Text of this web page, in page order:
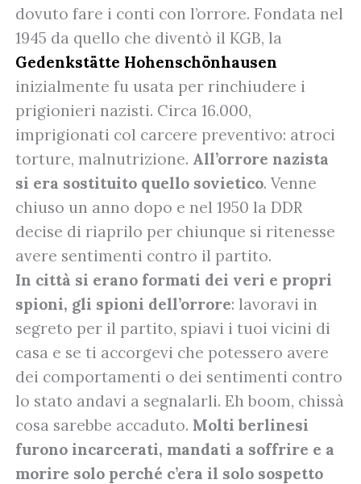
dovuto fare i conti con l’orrore. Fondata nel
1945 da quello che diventò il KGB, la
Gedenkstätte Hohenschönhausen
inizialmente fu usata per rinchiudere i
prigionieri nazisti. Circa 16.000,
imprigionati col carcere preventivo: atroci
torture, malnutrizione. All’orrore nazista
si era sostituito quello sovietico. Venne
chiuso un anno dopo e nel 1950 la DDR
decise di riaprilo per chiunque si ritenesse
avere sentimenti contro il partito.
In città si erano formati dei veri e propri
spioni, gli spioni dell’orrore: lavoravi in
segreto per il partito, spiavi i tuoi vicini di
casa e se ti accorgevi che potessero avere
dei comportamenti o dei sentimenti contro
lo stato andavi a segnalarli. Eh boom, chissà
cosa sarebbe accaduto. Molti berlinesi
furono incarcerati, mandati a soffrire e a
morire solo perché c’era il solo sospetto